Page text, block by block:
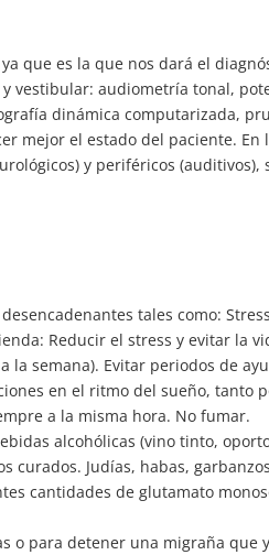
que es la que nos dará el
audiometría tonal,
dinámica computarizada,
mejor el estado del paciente.
y periféricos
tales como:
Reducir el stress y evitar la
semana). Evitar periodos de
en el ritmo del sueño, tanto
a la misma hora. No fumar.
alcohólicas (vino tinto,
Judías, habas,
cantidades de glutamato
para detener una migraña que